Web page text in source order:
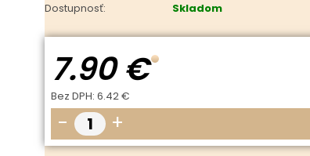
Dostupnosť:
Skladom
7.90 €
Bez DPH: 6.42 €
- +